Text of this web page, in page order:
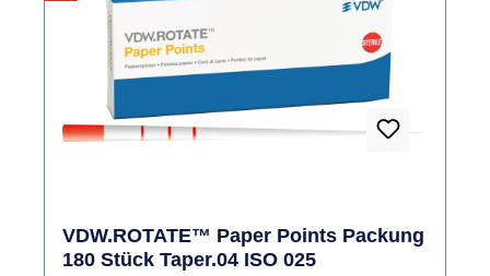
VDW.ROTATE™ Paper Points Packung
180 Stück Taper.04 ISO 025